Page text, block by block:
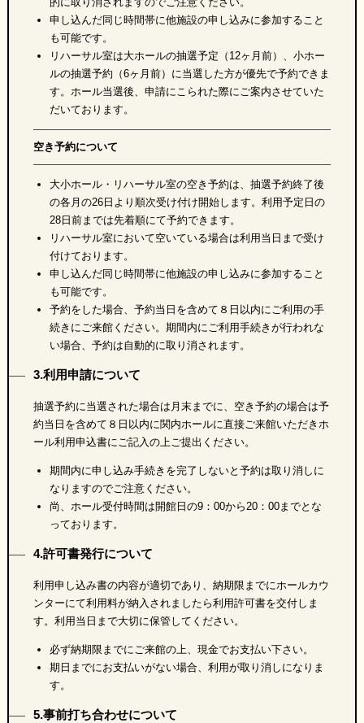
申し込んだ同じ時間帯に他施設の申し込みに参加すること
も可能です。
リハーサル室は大ホールの抽選予定（12ヶ月前）、小ホー
ルの抽選予約（6ヶ月前）に当選した方が優先で予約できま
す。ホール当選後、申請にこられた際にご案内させていた
だいております。
空き予約について
大小ホール・リハーサル室の空き予約は、抽選予約終了後
の各月の26日より順次受け付け開始します。利用予定日の
28日前までは先着順にて予約できます。
リハーサル室において空いている場合は利用当日まで受け
付けております。
申し込んだ同じ時間帯に他施設の申し込みに参加すること
も可能です。
予約をした場合、予約当日を含めて８日以内にご利用の手
続きにご来館ください。期間内にご利用手続きが行われな
い場合、予約は自動的に取り消されます。
3.利用申請について
抽選予約に当選された場合は月末までに、空き予約の場合は予
約当日を含めて８日以内に関内ホールに直接ご来館いただきホ
ール利用申込書にご記入の上ご提出ください。
期間内に申し込み手続きを完了しないと予約は取り消しに
なりますのでご注意ください。
尚、ホール受付時間は開館日の9：00から20：00までとな
っております。
4.許可書発行について
利用申し込み書の内容が適切であり、納期限までにホールカウ
ンターにて利用料が納入されましたら利用許可書を交付しま
す。利用当日まで大切に保管してください。
必ず納期限までにご来館の上、現金でお支払い下さい。
期日までにお支払いがない場合、利用が取り消しになりま
す。
5.事前打ち合わせについて